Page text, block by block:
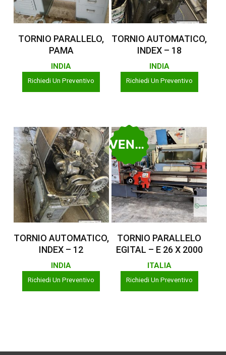
Leggi Tutto
TORNIO PARALLELO,
PAMA
INDIA
Richiedi Un Preventivo
Leggi Tutto
TORNIO AUTOMATICO,
INDEX – 18
INDIA
Richiedi Un Preventivo
Leggi Tutto
TORNIO AUTOMATICO,
INDEX – 12
INDIA
Richiedi Un Preventivo
VENDUTO
Leggi Tutto
TORNIO PARALLELO
EGITAL – E 26 X 2000
ITALIA
Richiedi Un Preventivo